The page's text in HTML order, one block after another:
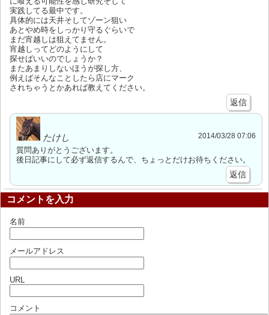
実践してる最中です。
具体的には天井そしてゾーン狙い
あとやめ時をしっかり守るぐらいで
まだ宵越しは狙えてません。
宵越しってどのようにして
探せばいいのでしょうか？
またあまりしないほうが探し方、
例えばそんなことしたら店にマーク
されちゃうとかあれば教えてください。
返信
たけし 2014/03/28 07:06
質問ありがとうございます。
後日記事にして必ず返信するんで、ちょっとだけお待ちください。
返信
コメントを入力
名前
メールアドレス
URL
コメント